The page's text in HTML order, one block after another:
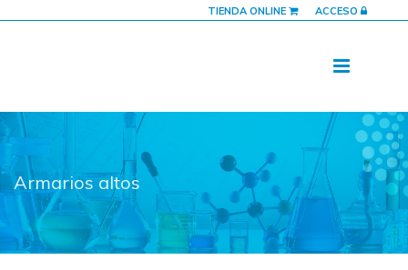
TIENDA ONLINE ACCESO
Armarios altos